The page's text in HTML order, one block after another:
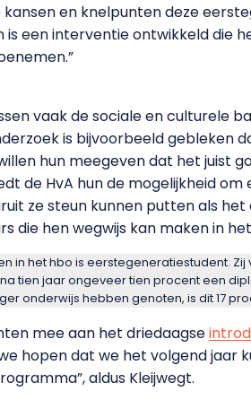
kansen en knelpunten deze
is een interventie ontwikkeld die
vaak de sociale en culturele
is bijvoorbeeld gebleken
hun meegeven dat het juist
de HvA hun de mogelijkheid
ze steun kunnen putten als
die hen wegwijs kan maken in
in het hbo is eerstegeneratiestudent.
tien jaar ongeveer tien procent een
onderwijs hebben genoten, is dit 17
mee aan het driedaagse
hopen dat we het volgend
aldus Kleijwegt.